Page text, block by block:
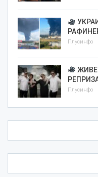
Плусинфо
Плусинфо